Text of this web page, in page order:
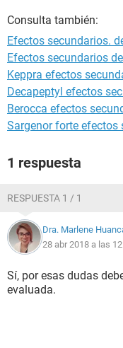
Consulta también:
Efectos secundarios.
Efectos secundarios
Keppra efectos
Decapeptyl efectos
Berocca efectos
Sargenor forte efectos
1 respuesta
RESPUESTA 1 / 1
Dra. Marlene
28 abr 2018 a las
Sí, por esas dudas
evaluada.